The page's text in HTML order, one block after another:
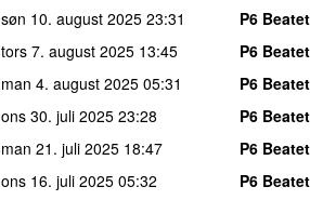
søn 10. august 2025 23:31
P6 Beatet
tors 7. august 2025 13:45
P6 Beatet
man 4. august 2025 05:31
P6 Beatet
ons 30. juli 2025 23:28
P6 Beatet
man 21. juli 2025 18:47
P6 Beatet
ons 16. juli 2025 05:32
P6 Beatet